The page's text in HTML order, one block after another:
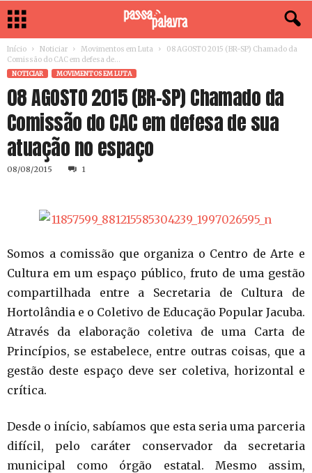
Início Noticiar Movimentos em Luta
08 AGOSTO 2015 (BR-SP) Chamado da
Comissão do CAC em defesa de...
NOTICIAR MOVIMENTOS EM LUTA
08 AGOSTO 2015 (BR-SP) Chamado da
Comissão do CAC em defesa de sua
atuação no espaço
08/08/2015 1
Somos a comissão que organiza o Centro de Arte e
Cultura em um espaço público, fruto de uma gestão
compartilhada entre a Secretaria de Cultura de
Hortolândia e o Coletivo de Educação Popular Jacuba.
Através da elaboração coletiva de uma Carta de
Princípios, se estabelece, entre outras coisas, que a
gestão deste espaço deve ser coletiva, horizontal e
crítica.
Desde o início, sabíamos que esta seria uma parceria
difícil, pelo caráter conservador da secretaria
municipal como órgão estatal. Mesmo assim,